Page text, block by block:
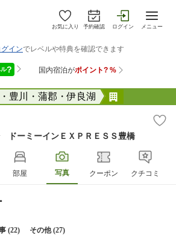
お気に入り 予約確認 ログイン メニュー
豊川・蒲郡・伊良湖
ーミーインＥＸＰＲＥＳＳ豊橋
部屋 写真 クーポン クチコミ
(22) その他 (27)